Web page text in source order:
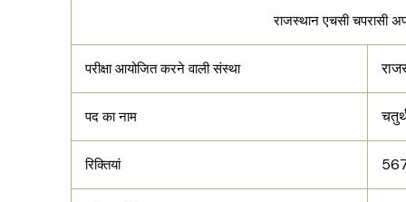
राजस्थान एचसी चपरासी
परीक्षा आयोजित करने वाली संस्था
पद का नाम
रिक्तियां